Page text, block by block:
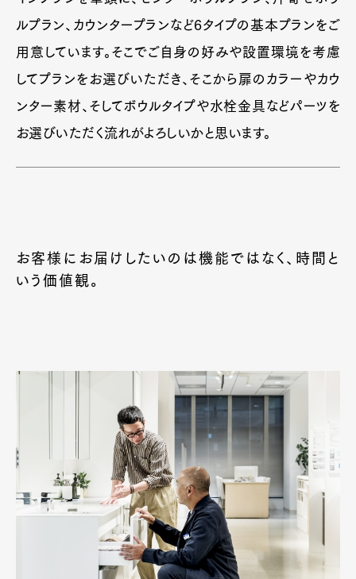
Contact
Pen Meet
Pen international Pen tw
ルプラン、カウンタープランなど6タイプの基本プランをご
用意しています。そこでご自身の好みや設置環境を考慮
してプランをお選びいただき、そこから扉のカラーやカウ
ンター素材、そしてボウルタイプや水栓金具などパーツを
お選びいただく流れがよろしいかと思います。
お客様にお届けしたいのは機能ではなく、時間と
いう価値観。